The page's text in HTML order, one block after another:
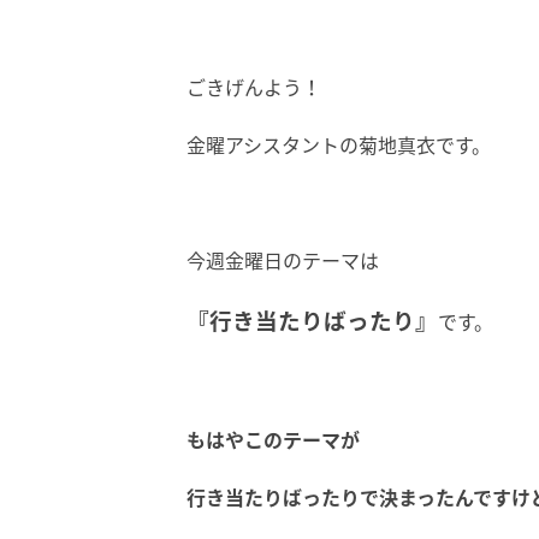
ごきげんよう！
金曜アシスタントの菊地真衣です。
今週金曜日のテーマは
『行き当たりばったり』 です。
もはやこのテーマが
行き当たりばったりで決まったんですけ